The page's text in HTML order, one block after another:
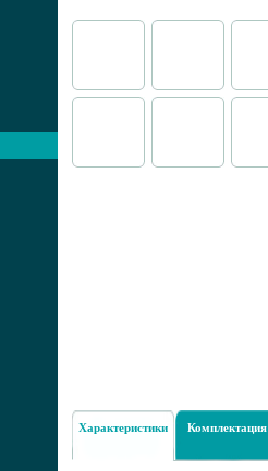
Характеристики Комплектация